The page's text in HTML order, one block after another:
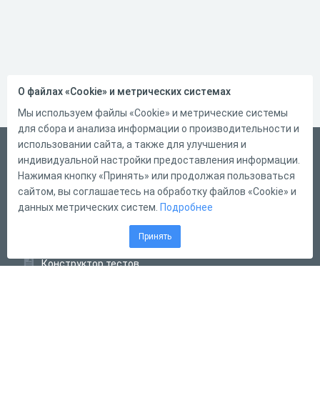
Русский
Справка
Форма обратной связи
Конструктор тестов
О файлах «Cookie» и метрических системах
Мы используем файлы «Cookie» и метрические системы
для сбора и анализа информации о производительности и
использовании сайта, а также для улучшения и
индивидуальной настройки предоставления информации.
Нажимая кнопку «Принять» или продолжая пользоваться
сайтом, вы соглашаетесь на обработку файлов «Cookie» и
данных метрических систем. Подробнее
Принять